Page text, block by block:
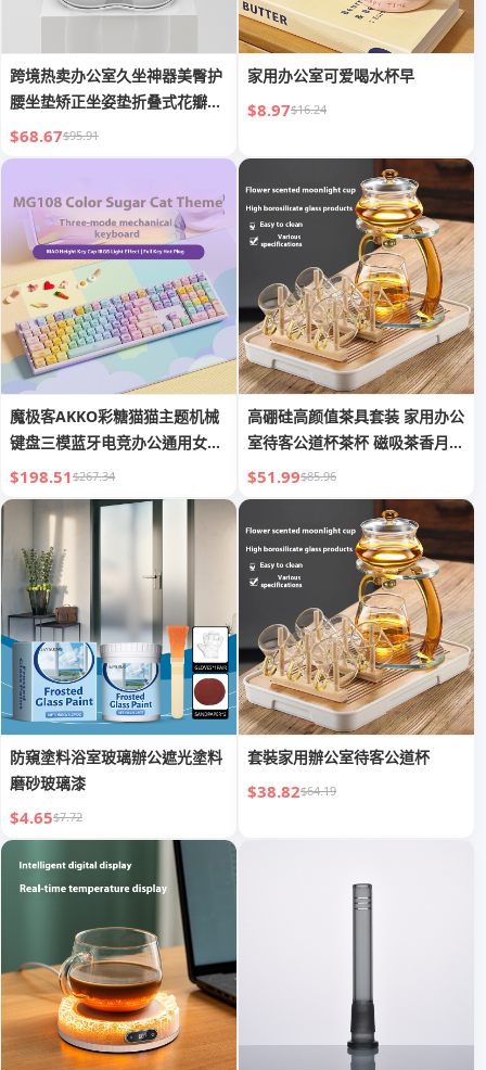
跨境热卖办公室久坐神器美臀护
腰坐垫矫正坐姿垫折叠式花瓣撑
腰座
$68.67$95.91
家用办公室可爱喝水杯早
$8.97$16.24
魔极客AKKO彩糖猫猫主题机械
键盘三模蓝牙电竞办公通用女生
键盘
$198.51$267.34
高硼硅高颜值茶具套装 家用办公
室待客公道杯茶杯 磁吸茶香月影
杯
$51.99$85.96
防窺塗料浴室玻璃辦公遮光塗料
磨砂玻璃漆
$4.65$7.72
套裝家用辦公室待客公道杯
$38.82$64.19